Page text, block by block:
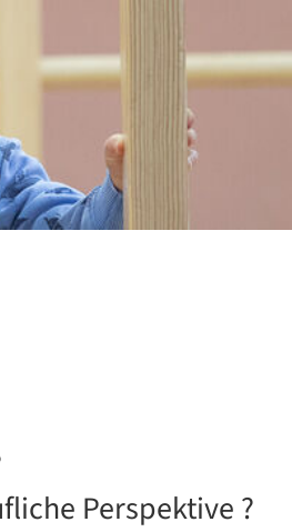
Perspektive ?